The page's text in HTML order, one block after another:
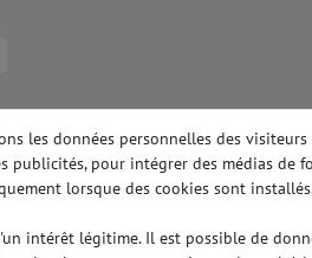
les données personnelles des
publicités, pour intégrer des médias de
lorsque des cookies sont
intérêt légitime. Il est possible de